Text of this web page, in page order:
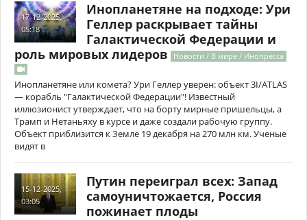
17-12-2025,
05:18
Инопланетяне на подходе: Ури
Геллер раскрывает тайны
Галактической Федерации и
роль мировых лидеров
Новости / В мире / Инопресса
Инопланетяне или комета? Ури Геллер уверен: объект 3I/ATLAS
— корабль "Галактической Федерации"! Известный
иллюзионист утверждает, что на борту мирные пришельцы, а
Трамп и Нетаньяху в курсе и даже создали рабочую группу.
Объект приблизится к Земле 19 декабря на 270 млн км. Ученые
видят в
15-12-2025,
03:05
Путин переиграл всех: Запад
самоуничтожается, Россия
пожинает плоды